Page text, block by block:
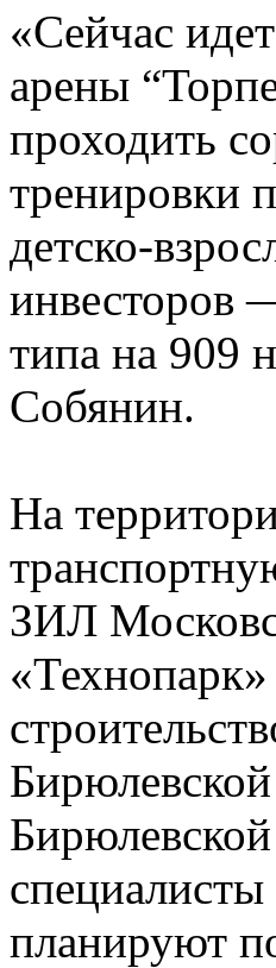
«Сейчас
арены
проходить
тренировки
детско-
инвесторов
типа на 909
Собянин.
На
ЗИЛ
планируют